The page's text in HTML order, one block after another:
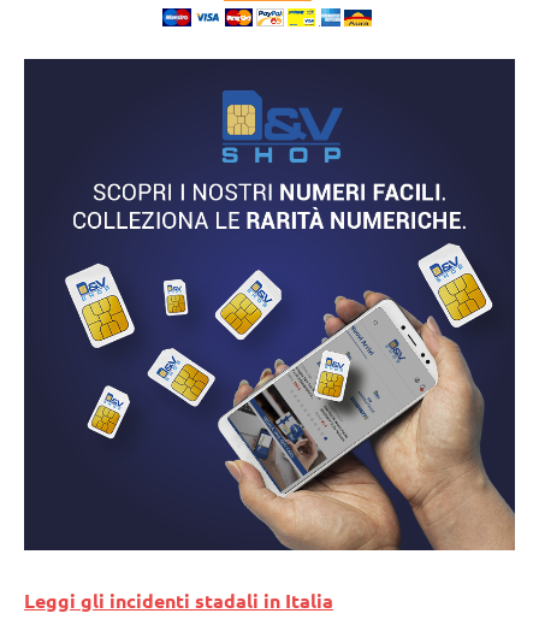
Leggi gli incidenti stadali in Italia